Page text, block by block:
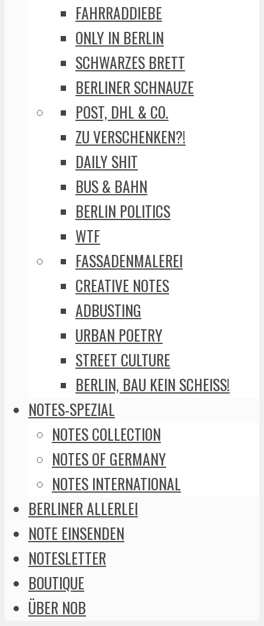
FAHRRADDIEBE
ONLY IN BERLIN
SCHWARZES BRETT
BERLINER SCHNAUZE
POST, DHL & CO.
ZU VERSCHENKEN?!
DAILY SHIT
BUS & BAHN
BERLIN POLITICS
WTF
FASSADENMALEREI
CREATIVE NOTES
ADBUSTING
URBAN POETRY
STREET CULTURE
BERLIN, BAU KEIN SCHEISS!
NOTES-SPEZIAL
NOTES COLLECTION
NOTES OF GERMANY
NOTES INTERNATIONAL
BERLINER ALLERLEI
NOTE EINSENDEN
NOTESLETTER
BOUTIQUE
ÜBER NOB